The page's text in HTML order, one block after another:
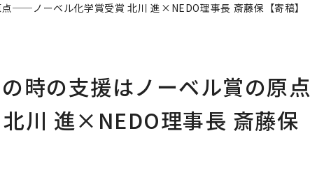
点──ノーベル化学賞受賞 北川 進×NEDO理事長 斎藤保【寄稿】
時の支援はノーベル賞の原点
川 進×NEDO理事長 斎藤保